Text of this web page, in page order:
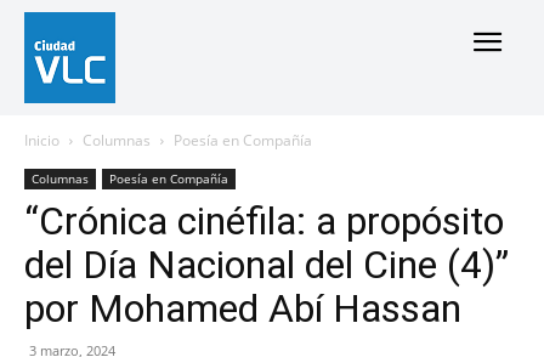
Inicio Columnas Poesía en Compañía
Columnas Poesía en Compañía
“Crónica cinéfila: a propósito
del Día Nacional del Cine (4)”
por Mohamed Abí Hassan
3 marzo, 2024